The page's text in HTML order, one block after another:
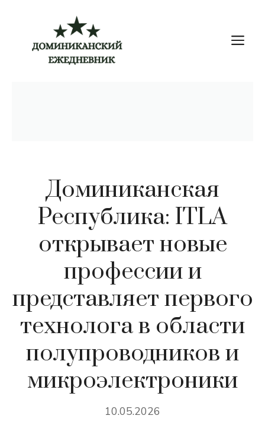
содержимому
Доминиканская
Республика: ITLA
открывает новые
профессии и
представляет первого
технолога в области
полупроводников и
микроэлектроники
10.05.2026